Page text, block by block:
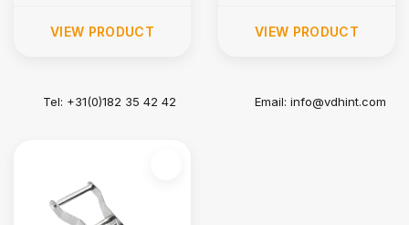
VIEW PRODUCT VIEW PRODUCT
Tel: +31(0)182 35 42 42 Email:info@vdhint.com